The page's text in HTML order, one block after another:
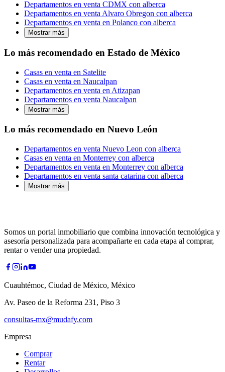
Departamentos en venta CDMX con alberca
Departamentos en venta Alvaro Obregon con alberca
Departamentos en venta en Polanco con alberca
Mostrar más
Lo más recomendado en Estado de México
Casas en venta en Satelite
Casas en venta en Naucalpan
Departamentos en venta en Atizapan
Departamentos en venta Naucalpan
Mostrar más
Lo más recomendado en Nuevo León
Departamentos en venta Nuevo Leon con alberca
Casas en venta en Monterrey con alberca
Departamentos en venta en Monterrey con alberca
Departamentos en venta santa catarina con alberca
Mostrar más
Somos un portal inmobiliario que combina innovación tecnológica y
asesoría personalizada para acompañarte en cada etapa al comprar,
rentar o vender una propiedad.
Cuauhtémoc, Ciudad de México, México
Av. Paseo de la Reforma 231, Piso 3
consultas-mx@mudafy.com
Empresa
Comprar
Rentar